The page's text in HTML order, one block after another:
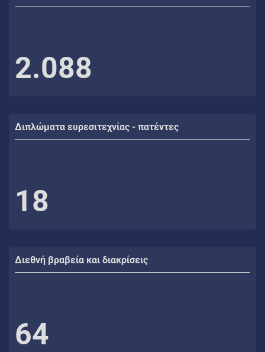
2.088
Διπλώματα ευρεσιτεχνίας - πατέντες
18
Διεθνή βραβεία και διακρίσεις
64